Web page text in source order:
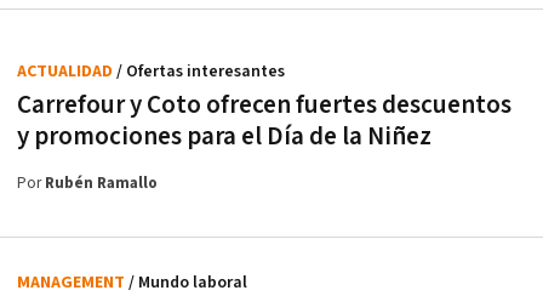
Carrefour y Coto ofrecen fuertes descuentos
y promociones para el Día de la Niñez
ACTUALIDAD / Ofertas interesantes
PorRubén Ramallo
MANAGEMENT / Mundo laboral